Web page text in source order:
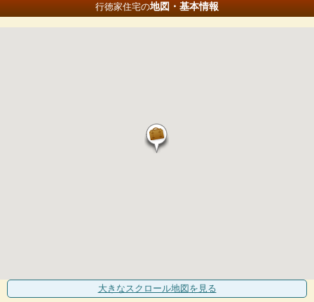
行徳家住宅の地図・基本情報
大きなスクロール地図 を見る